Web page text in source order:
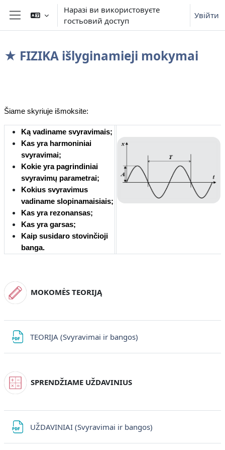
Перейти до головного вмісту
Бокова панель
Наразі ви використовуєте
гостьовий доступ
Увійти
★ FIZIKA išlyginamieji mokymai
Šiame skyriuje išmoksite:
Ką vadiname svyravimais;
Kas yra harmoniniai
svyravimai;
Kokie yra pagrindiniai
svyravimų parametrai;
Kokius svyravimus
vadiname slopinamaisiais;
Kas yra rezonansas;
Kas yra garsas;
Kaip susidaro stovinčioji
banga.
MOKOMĖS TEORIJĄ
TEORIJA (Svyravimai ir bangos)
SPRENDŽIAME UŽDAVINIUS
UŽDAVINIAI (Svyravimai ir bangos)